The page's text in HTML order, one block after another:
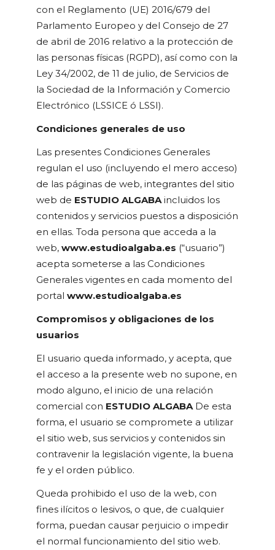
con el Reglamento (UE) 2016/679 del
Parlamento Europeo y del Consejo de 27
de abril de 2016 relativo a la protección de
las personas físicas (RGPD), así como con la
Ley 34/2002, de 11 de julio, de Servicios de
la Sociedad de la Información y Comercio
Electrónico (LSSICE ó LSSI).
Condiciones generales de uso
Las presentes Condiciones Generales
regulan el uso (incluyendo el mero acceso)
de las páginas de web, integrantes del sitio
web de ESTUDIO ALGABA incluidos los
contenidos y servicios puestos a disposición
en ellas. Toda persona que acceda a la
web, www.estudioalgaba.es (“usuario”)
acepta someterse a las Condiciones
Generales vigentes en cada momento del
portal www.estudioalgaba.es
Compromisos y obligaciones de los
usuarios
El usuario queda informado, y acepta, que
el acceso a la presente web no supone, en
modo alguno, el inicio de una relación
comercial con ESTUDIO ALGABA De esta
forma, el usuario se compromete a utilizar
el sitio web, sus servicios y contenidos sin
contravenir la legislación vigente, la buena
fe y el orden público.
Queda prohibido el uso de la web, con
fines ilícitos o lesivos, o que, de cualquier
forma, puedan causar perjuicio o impedir
el normal funcionamiento del sitio web.